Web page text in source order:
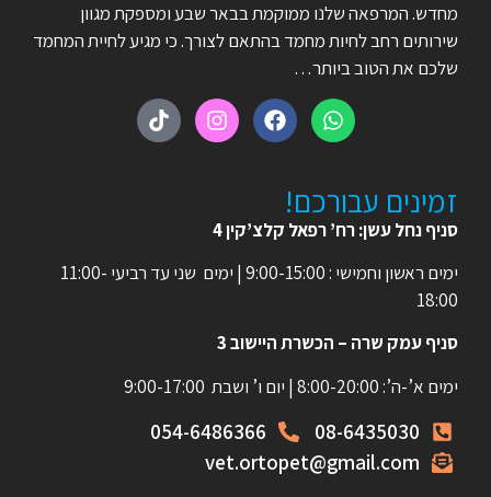
מחדש. המרפאה שלנו ממוקמת בבאר שבע ומספקת מגוון
שירותים רחב לחיות מחמד בהתאם לצורך. כי מגיע לחיית המחמד
שלכם את הטוב ביותר…
זמינים עבורכם!
סניף נחל עשן: רח’ רפאל קלצ’קין 4
ימים ראשון וחמישי : 9:00-15:00 | ימים שני עד רביעי 11:00-
18:00
סניף עמק שרה – הכשרת היישוב 3
ימים א’-ה’: 8:00-20:00 | יום ו’ ושבת 9:00-17:00
08-6435030
054-6486366
vet.ortopet@gmail.com